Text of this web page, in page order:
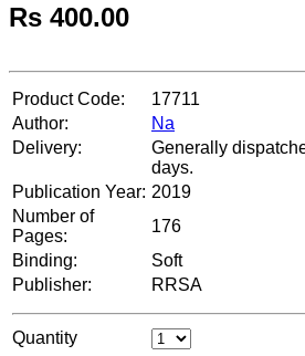
Rs 400.00
Product Code:
17711
Author:
Na
Delivery:
Generally
days.
Publication Year: 2019
Number of
Pages:
176
Binding:
Soft
Publisher:
RRSA
Quantity